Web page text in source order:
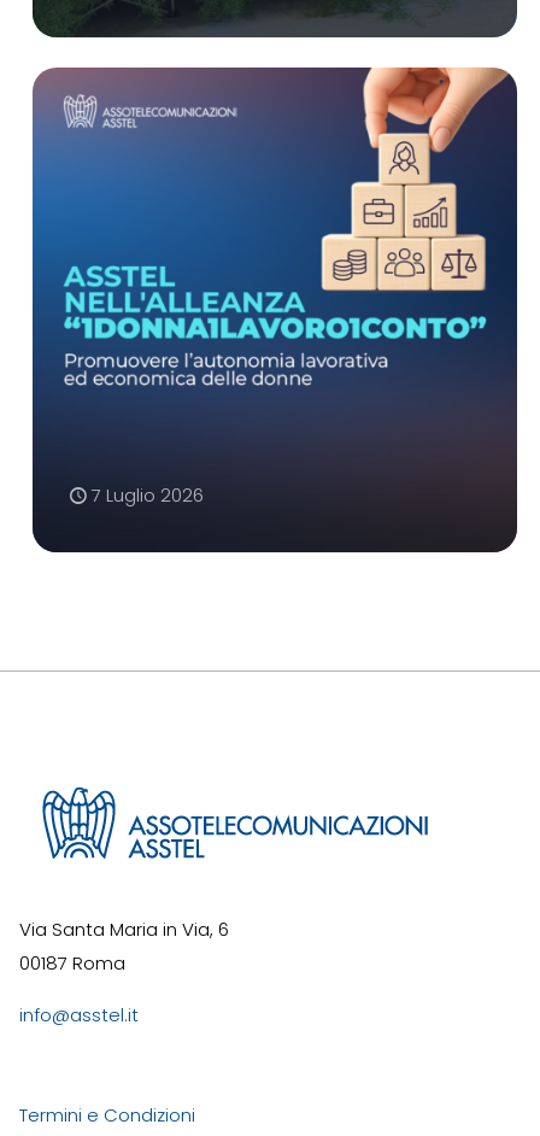
7 Luglio 2026
Via Santa Maria in Via, 6
00187 Roma
info@asstel.it
Termini e Condizioni